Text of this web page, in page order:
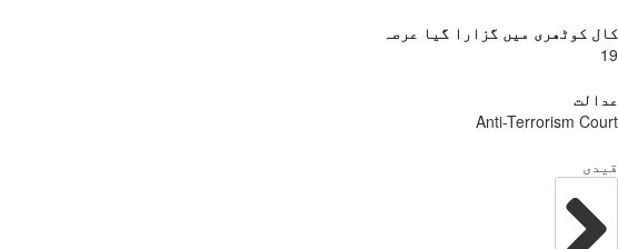
کال کوٹھری میں گزارا گیا عرصہ
19
عدالت
Anti-Terrorism Court
قیدی